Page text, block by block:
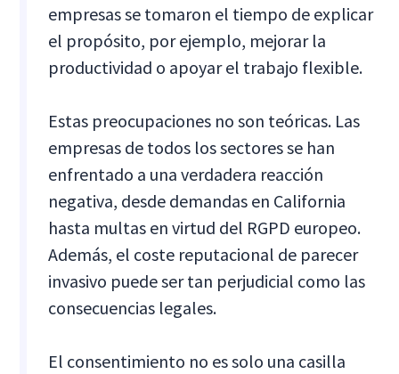
empresas se tomaron el tiempo de explicar
el propósito, por ejemplo, mejorar la
productividad o apoyar el trabajo flexible.
Estas preocupaciones no son teóricas. Las
empresas de todos los sectores se han
enfrentado a una verdadera reacción
negativa, desde demandas en California
hasta multas en virtud del RGPD europeo.
Además, el coste reputacional de parecer
invasivo puede ser tan perjudicial como las
consecuencias legales.
El consentimiento no es solo una casilla